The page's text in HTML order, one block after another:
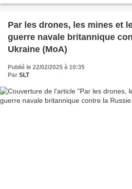
Par les drones, les mines et
guerre navale britannique
Ukraine (MoA)
Publié le 22/02/2025 à 10:35
Par SLT